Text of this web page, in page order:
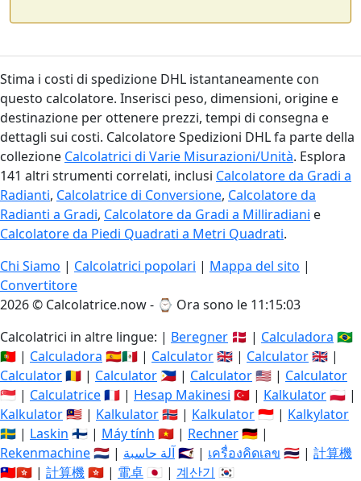
Stima i costi di spedizione DHL istantaneamente con
questo calcolatore. Inserisci peso, dimensioni, origine e
destinazione per ottenere prezzi, tempi di consegna e
dettagli sui costi. Calcolatore Spedizioni DHL fa parte della
collezione Calcolatrici di Varie Misurazioni/Unità. Esplora
141 altri strumenti correlati, inclusi Calcolatore da Gradi a
Radianti, Calcolatrice di Conversione, Calcolatore da
Radianti a Gradi, Calcolatore da Gradi a Milliradiani e
Calcolatore da Piedi Quadrati a Metri Quadrati.
Chi Siamo | Calcolatrici popolari | Mappa del sito |
Convertitore
2026 © Calcolatrice.now - ⌚ Ora sono le 11:15:04
Calcolatrici in altre lingue: | Beregner 🇩🇰 | Calculadora 🇧🇷
🇵🇹 | Calculadora 🇪🇸🇲🇽 | Calculator🇬🇧 | Calculator🇬🇧 |
Calculator🇷🇴 | Calculator 🇵🇭 | Calculator🇺🇸 | Calculator
🇸🇬 | Calculatrice🇫🇷 | Hesap Makinesi 🇹🇷 | Kalkulator🇵🇱 |
Kalkulator🇲🇾 | Kalkulator🇳🇴 | Kalkulator🇮🇩 | Kalkylator
🇸🇪 | Laskin 🇫🇮 | Máy tính 🇻🇳 | Rechner🇩🇪 |
Rekenmachine🇳🇱 | آلة حاسبة🇸🇦 | เครื่องคิดเลข 🇹🇭 | 計算機
🇹🇼🇭🇰 | 計算機🇭🇰 | 電卓 🇯🇵 | 계산기 🇰🇷